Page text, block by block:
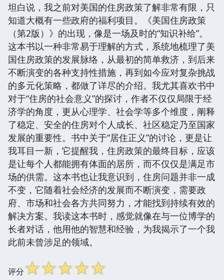
坦白说，我之前对美国的住房政策了解非常有限，只
知道大概有一些政府的福利项目。《美国住房政策
（第2版）》的出现，像是一场及时的“知识补给”。
这本书以一种非常易于理解的方式，系统地梳理了美
国住房政策的发展脉络，从最初的简单救济，到后来
不断演变的各种支持性措施，再到如今应对复杂挑战
的多元化策略，都做了详尽的介绍。我尤其喜欢书中
对于“住房的社会意义”的探讨，作者不仅仅局限于经
济学的角度，更从心理学、社会学等多个维度，阐释
了稳定、安全的住房对个人成长、社区稳定乃至国家
发展的重要性。书中关于“居住正义”的讨论，更是让
我耳目一新，它提醒我，住房政策的最终目标，应该
是让每个人都能拥有体面的居所，而不仅仅是满足市
场的供需。这本书也让我意识到，住房问题并非一成
不变，它随着社会经济的发展而不断演变，需要政
府、市场和社会各方共同努力，才能找到持续有效的
解决方案。我读这本书时，感觉就像在与一位博学的
长者对话，他用他的智慧和经验，为我揭示了一个我
此前未曾涉足的领域。
评分☆☆☆☆☆